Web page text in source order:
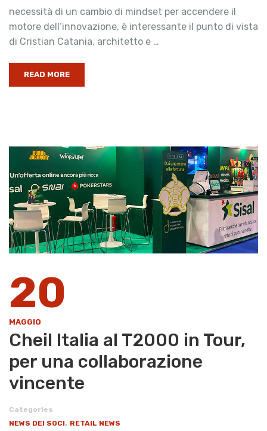
necessità di un cambio di mindset per accendere il
motore dell’innovazione, è interessante il punto di vista
di Cristian Catania, architetto e …
READ MORE
20
MAGGIO
Cheil Italia al T2000 in Tour,
per una collaborazione
vincente
Categories
NEWS DEI SOCI, RETAIL NEWS